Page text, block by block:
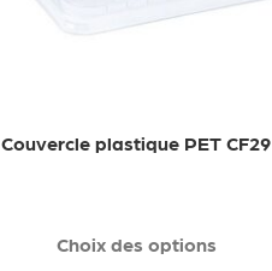
Couvercle plastique PET CF29
Choix des options